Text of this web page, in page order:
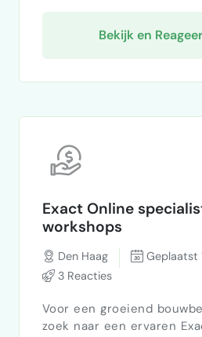
Bekijk en Reageer
Exact Online
workshops
Den Haag
Geplaatst
3 Reacties
Voor een groeiend
zoek naar een ervaren